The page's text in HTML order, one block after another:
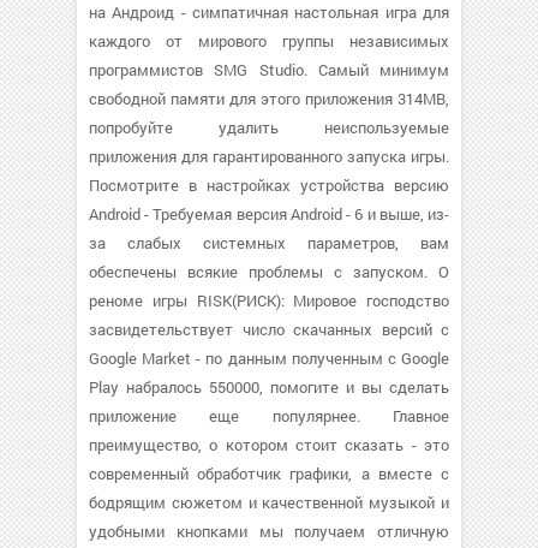
на Андроид - симпатичная настольная игра для
каждого от мирового группы независимых
программистов SMG Studio. Самый минимум
свободной памяти для этого приложения 314MB,
попробуйте удалить неиспользуемые
приложения для гарантированного запуска игры.
Посмотрите в настройках устройства версию
Android - Требуемая версия Android - 6 и выше, из-
за слабых системных параметров, вам
обеспечены всякие проблемы с запуском. О
реноме игры RISK(РИСК): Мировое господство
засвидетельствует число скачанных версий с
Google Market - по данным полученным с Google
Play набралось 550000, помогите и вы сделать
приложение еще популярнее. Главное
преимущество, о котором стоит сказать - это
современный обработчик графики, а вместе с
бодрящим сюжетом и качественной музыкой и
удобными кнопками мы получаем отличную